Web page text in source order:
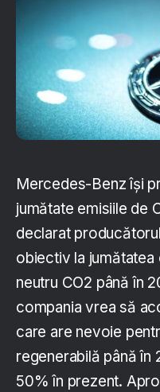
Mercedes-Benz își
jumătate emisiile de
declarat
obiectiv la jumătatea
neutru CO2 până în
compania vrea să
care are nevoie
regenerabilă până
50% în prezent.